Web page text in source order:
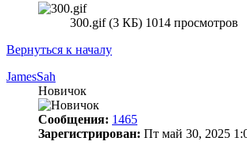
300.gif (3 КБ) 1014 просмотров
Вернуться к началу
JamesSah
Новичок
Сообщения: 1465
Зарегистрирован: Пт май 30, 2025